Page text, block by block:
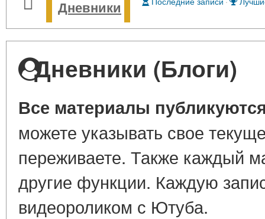
Дневники
Дневники (Блоги)
Все материалы
можете указывать свое
переживаете. Также каждый
другие функции. Каждую
видеороликом с Ютуба.